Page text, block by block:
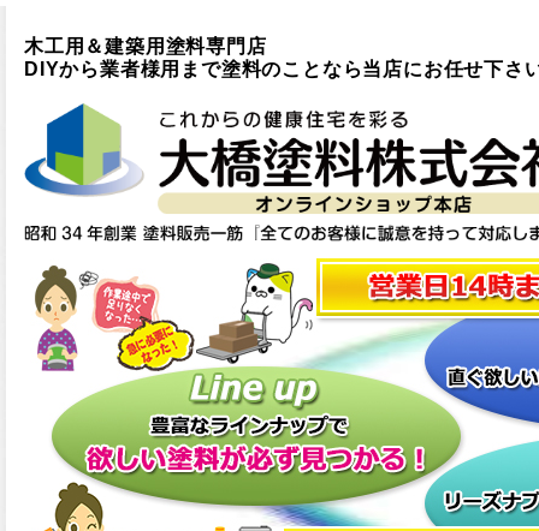
木工用＆建築用塗料専門店
DIYから業者様用まで塗料のことなら当店にお任せ下さ